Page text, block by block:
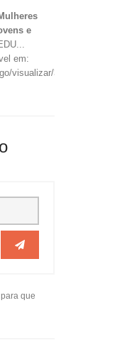
e
em:
visualizar/37490>.
que